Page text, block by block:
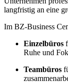
langfristig an eine
Im BZ-Business
Einzelbüros
Ruhe und
Teambüros